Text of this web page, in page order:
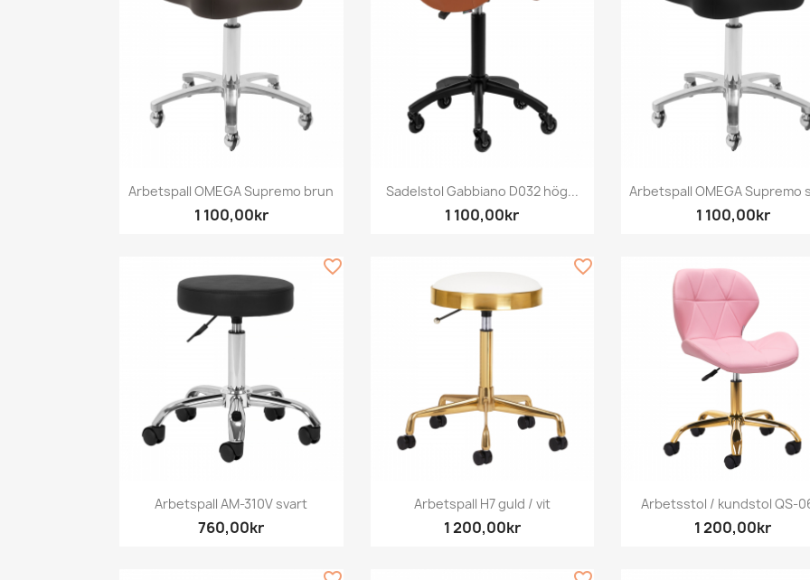
Snabbvy
Arbetspall OMEGA Supremo brun
1 100,00kr
Snabbvy
Sadelstol Gabbiano D032 hög...
1 100,00kr
Snabbvy
Arbetspall OMEGA Supremo
1 100,00kr
Snabbvy
Arbetspall AM-310V svart
760,00kr
favorite_border
Snabbvy
Arbetspall H7 guld / vit
1 200,00kr
favorite_border
Snabbvy
Arbetsstol / kundstol QS-
1 200,00kr